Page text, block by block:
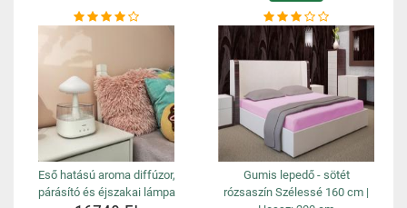
Eső hatású aroma diffúzor,
párásító és éjszakai lámpa
Gumis lepedő - sötét
rózsaszín Szélessé 160 cm |